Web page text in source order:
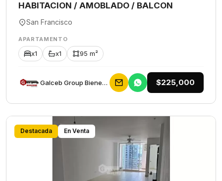
HABITACION / AMOBLADO / BALCON
San Francisco
APARTAMENTO
x1 x1 95 m²
Galceb Group Bienes Raices $225,000
Destacada En Venta